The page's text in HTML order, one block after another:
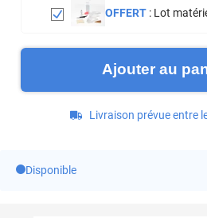
OFFERT : Lot
Ajouter au
Livraison prévue entre
Disponible